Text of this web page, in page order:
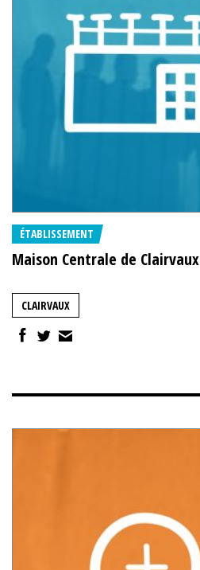
ÉTABLISSEMENT
Maison Centrale de Clairvaux
CLAIRVAUX